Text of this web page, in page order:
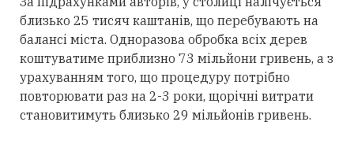
близько 25 тисяч каштанів, що перебувають на
балансі міста. Одноразова обробка всіх дерев
коштуватиме приблизно 73 мільйони гривень, а з
урахуванням того, що процедуру потрібно
повторювати раз на 2-3 роки, щорічні витрати
становитимуть близько 29 мільйонів гривень.